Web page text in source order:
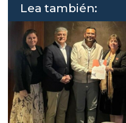
Lea también: